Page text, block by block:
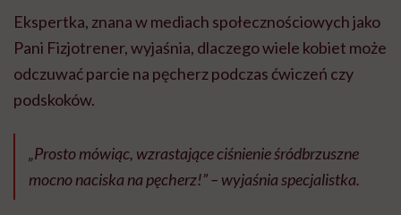
Ekspertka, znana w mediach społecznościowych jako
Pani Fizjotrener, wyjaśnia, dlaczego wiele kobiet może
odczuwać parcie na pęcherz podczas ćwiczeń czy
podskoków.
„Prosto mówiąc, wzrastające ciśnienie śródbrzuszne
mocno naciska na pęcherz!” – wyjaśnia specjalistka.